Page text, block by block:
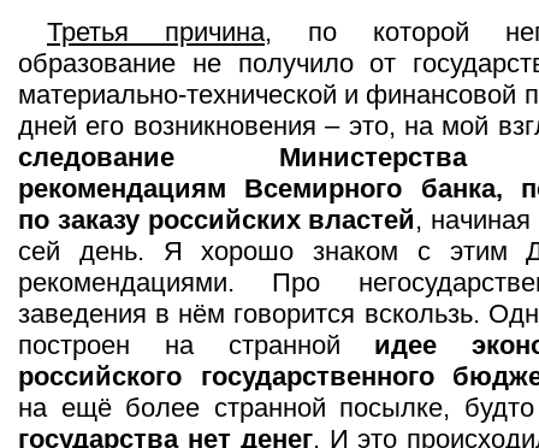
Третья причина, по которой
образование не получило от
материально-технической и финансовой
дней его возникновения – это, на мой
следование Министерства
рекомендациям Всемирного банка,
по заказу российских властей,
сей день. Я хорошо знаком с этим
рекомендациями. Про
заведения в нём говорится вскользь.
построен на странной идее
российского государственного
на ещё более странной посылке,
государства нет денег. И это